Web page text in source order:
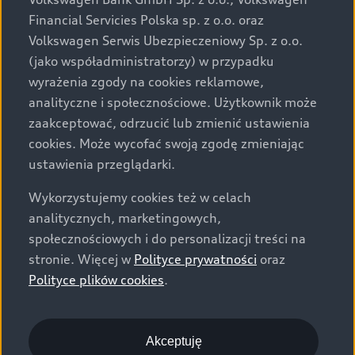
za dopłatą. Wiążące ustalenie ceny, wyposażenia i
specyfikacji pojazdu następują w umowie sprzedaży, a
określenie parametrów technicznych zawiera
świadectwo homologacji typu pojazdu. Zastrzegamy
sobie prawo do zmian i pomyłek. Wszelkie informacje
prezentowane na stronie są aktualne na dzień ich
zamieszczania. W celu uzyskania najnowszych
informacji prosimy kontaktować się z Partnerem Marki
Audi.
Wszystkie produkowane obecnie samochody marki Audi
są wykonywane z materiałów spełniających pod
względem możliwości odzysku i recyklingu wymagania
określone w normie ISO 22628 i są zgodne z
europejskimi świadectwami homologacji wydanymi wg
o.o. podlega obowiązkowi zapewnienia wszystkim
użytkownikom samochodów marki Volkswagen sieci
Financial Servicies Polska sp. z o.o. oraz
Volkswagen Serwis Ubezpieczeniowy Sp. z o.o.
(jako współadministratorzy) w przypadku
wyrażenia zgody na cookies reklamowe,
analityczne i społecznościowe. Użytkownik może
zaakceptować, odrzucić lub zmienić ustawienia
cookies. Może wycofać swoją zgodę zmieniając
ustawienia przeglądarki.
Wykorzystujemy cookies też w celach
analitycznych, marketingowych,
społecznościowych i do personalizacji treści na
stronie. Więcej w Polityce prywatności oraz
Polityce plików cookies.
Akceptuję